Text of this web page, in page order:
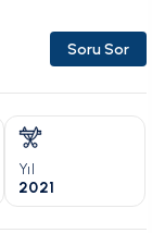
Soru Sor
Yıl
2021